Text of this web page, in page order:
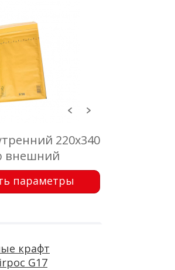
220x340
внешний
клапан 50 мм,
75 г/м2,
параметры
крафт
G17